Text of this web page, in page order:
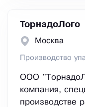
ТорнадоЛого
Москва
Производство
ООО
компания,
производстве